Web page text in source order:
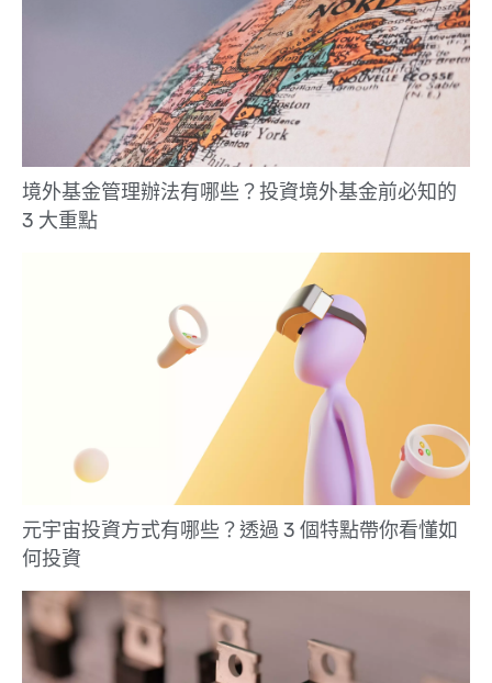
境外基金管理辦法有哪些？投資境外基金前必知的
3 大重點
元宇宙投資方式有哪些？透過 3 個特點帶你看懂如
何投資